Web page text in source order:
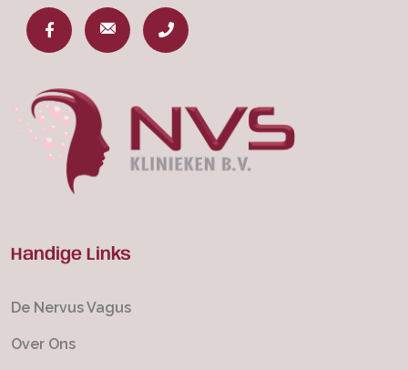
Handige Links
De Nervus Vagus
Over Ons